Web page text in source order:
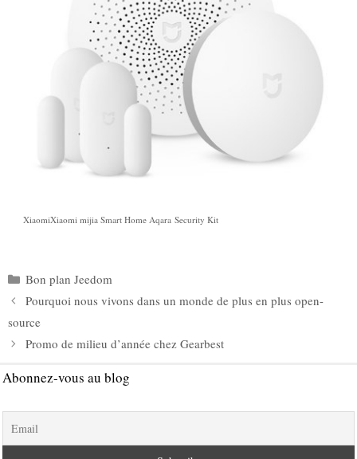
XiaomiXiaomi mijia Smart Home Aqara Security Kit
Catégories
Bon plan Jeedom
Pourquoi nous vivons dans un monde de plus en plus open-
source
Promo de milieu d’année chez Gearbest
Abonnez-vous au blog